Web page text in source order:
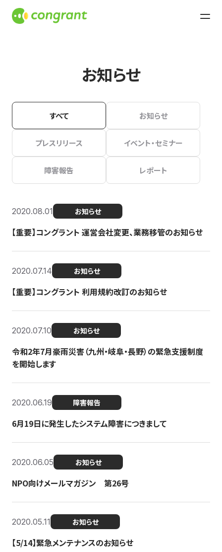
お知らせ
すべて お知らせ
プレスリリース イベント・セミナー
障害報告 レポート
2020.08.01 お知らせ
【重要】コングラント 運営会社変更、業務移管のお知らせ
2020.07.14 お知らせ
【重要】コングラント 利用規約改訂のお知らせ
2020.07.10 お知らせ
令和2年7月豪雨災害（九州・岐阜・長野）の緊急支援制度
を開始します
2020.06.19 障害報告
6月19日に発生したシステム障害につきまして
2020.06.05 お知らせ
NPO向けメールマガジン 第26号
2020.05.11 お知らせ
【5/14】緊急メンテナンスのお知らせ